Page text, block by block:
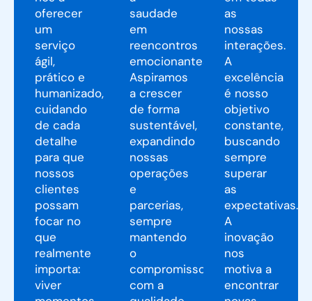
oferecer
um
serviço
ágil,
prático e
humanizado,
cuidando
de cada
detalhe
para que
nossos
clientes
possam
focar no
que
realmente
importa:
viver
saudade
em
reencontros
emocionantes.
Aspiramos
a crescer
de forma
sustentável,
expandindo
nossas
operações
e
parcerias,
sempre
mantendo
o
compromisso
com a
as
nossas
interações.
A
excelência
é nosso
objetivo
constante,
buscando
sempre
superar
as
expectativas.
A
inovação
nos
motiva a
encontrar